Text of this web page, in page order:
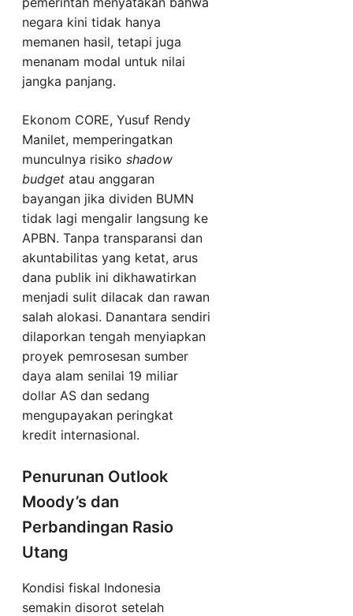
negara kini tidak hanya
memanen hasil, tetapi juga
menanam modal untuk nilai
jangka panjang.
Ekonom CORE, Yusuf Rendy
Manilet, memperingatkan
munculnya risiko shadow
budget atau anggaran
bayangan jika dividen BUMN
tidak lagi mengalir langsung ke
APBN. Tanpa transparansi dan
akuntabilitas yang ketat, arus
dana publik ini dikhawatirkan
menjadi sulit dilacak dan rawan
salah alokasi. Danantara sendiri
dilaporkan tengah menyiapkan
proyek pemrosesan sumber
daya alam senilai 19 miliar
dollar AS dan sedang
mengupayakan peringkat
kredit internasional.
Penurunan Outlook
Moody’s dan
Perbandingan Rasio
Utang
Kondisi fiskal Indonesia
semakin disorot setelah